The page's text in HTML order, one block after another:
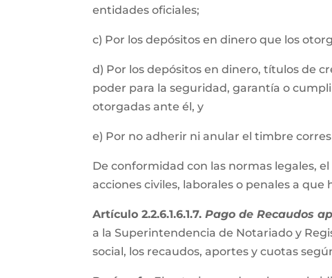
entidades oficiales;
c) Por los depósitos en dinero que los
d) Por los depósitos en dinero, títulos de
poder para la seguridad, garantía o
otorgadas ante él, y
e) Por no adherir ni anular el timbre
De conformidad con las normas legales,
acciones civiles, laborales o penales a que
Artículo 2.2.6.1.6.1.7.Pago de Recaudos
a la Superintendencia de Notariado y
social, los recaudos, aportes y cuotas